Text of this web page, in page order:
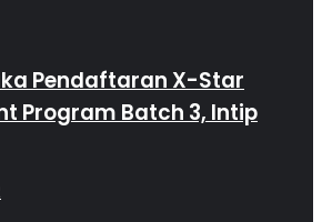
Pendaftaran X-Star
Program Batch 3, Intip